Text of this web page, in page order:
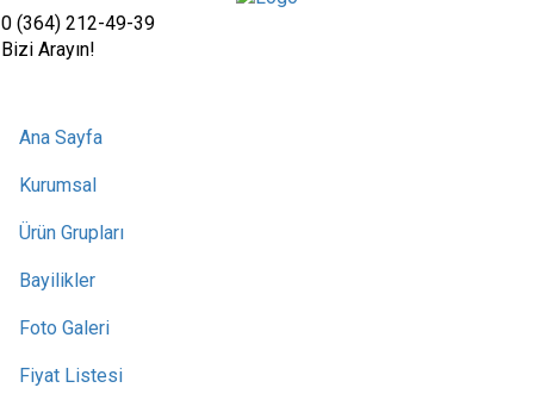
0 (364) 212-49-39
Bizi Arayın!
Ana Sayfa
Kurumsal
Ürün Grupları
Bayilikler
Foto Galeri
Fiyat Listesi